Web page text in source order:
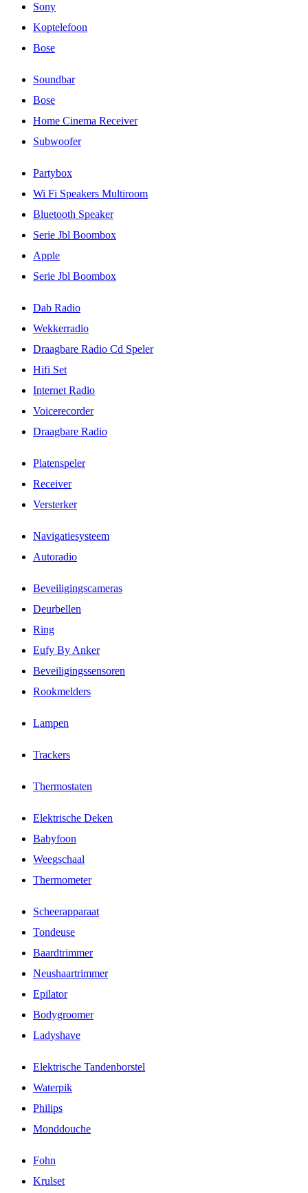
Sony
Koptelefoon
Bose
Soundbar
Bose
Home Cinema Receiver
Subwoofer
Partybox
Wi Fi Speakers Multiroom
Bluetooth Speaker
Serie Jbl Boombox
Apple
Serie Jbl Boombox
Dab Radio
Wekkerradio
Draagbare Radio Cd Speler
Hifi Set
Internet Radio
Voicerecorder
Draagbare Radio
Platenspeler
Receiver
Versterker
Navigatiesysteem
Autoradio
Beveiligingscameras
Deurbellen
Ring
Eufy By Anker
Beveiligingssensoren
Rookmelders
Lampen
Trackers
Thermostaten
Elektrische Deken
Babyfoon
Weegschaal
Thermometer
Scheerapparaat
Tondeuse
Baardtrimmer
Neushaartrimmer
Epilator
Bodygroomer
Ladyshave
Elektrische Tandenborstel
Waterpik
Philips
Monddouche
Fohn
Krulset